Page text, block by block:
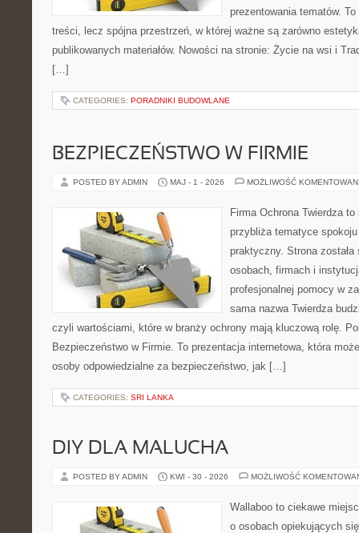
prezentowania tematów.
treści, lecz spójna przestrzeń, w której ważne są zarówno
publikowanych materiałów. Nowości na stronie: Życie na wsi i
[…]
CATEGORIES: PORADNIKI BUDOWLANE
BEZPIECZEŃSTWO W FIRMIE
POSTED BY ADMIN MAJ - 1 - 2026 MOŻLIWOŚĆ
Firma Ochrona Twierdza
przybliża tematyce
praktyczny. Strona
osobach, firmach i
profesjonalnej pomocy w
sama nazwa Twierdza
czyli wartościami, które w branży ochrony mają kluczową rolę.
Bezpieczeństwo w Firmie. To prezentacja internetowa, która
osoby odpowiedzialne za bezpieczeństwo, jak […]
CATEGORIES: SRI LANKA
DIY DLA MALUCHA
POSTED BY ADMIN KWI - 30 - 2026 MOŻLIWOŚĆ
Wallaboo to ciekawe
o osobach opiekujących